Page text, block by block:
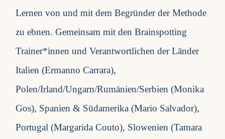
Lernen von und mit dem Begründer der Methode
zu ebnen. Gemeinsam mit den Brainspotting
Trainer*innen und Verantwortlichen der Länder
Italien (Ermanno Carrara),
Polen/Irland/Ungarn/Rumänien/Serbien (Monika
Gos), Spanien & Südamerika (Mario Salvador),
Portugal (Margarida Couto), Slowenien (Tamara